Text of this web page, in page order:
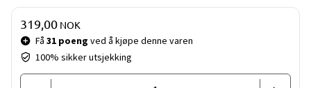
Pris og mengde
Få 31 poeng ved å kjøpe denne varen
100% sikker utsjekking
319,00 NOK